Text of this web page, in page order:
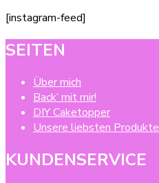
[instagram-feed]
SEITEN
Über mich
Back’ mit mir!
DIY Caketopper
Unsere liebsten Produkte
KUNDENSERVICE